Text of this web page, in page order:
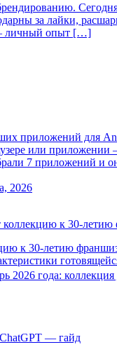
за лайки,
личный опыт […]
приложений для
или приложении
7 приложений и
2026
к 30-летию
2026 года: